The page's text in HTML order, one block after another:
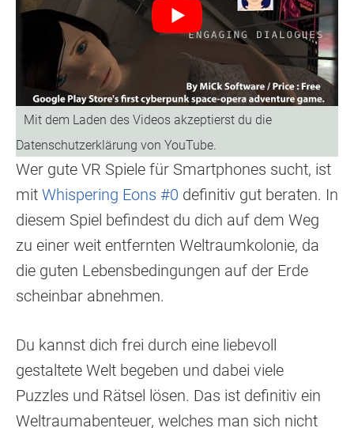
Wer gute VR Spiele für Smartphones sucht, ist
mit Whispering Eons #0 definitiv gut beraten. In
diesem Spiel befindest du dich auf dem Weg
zu einer weit entfernten Weltraumkolonie, da
die guten Lebensbedingungen auf der Erde
scheinbar abnehmen.
Du kannst dich frei durch eine liebevoll
gestaltete Welt begeben und dabei viele
Puzzles und Rätsel lösen. Das ist definitiv ein
Weltraumabenteuer, welches man sich nicht